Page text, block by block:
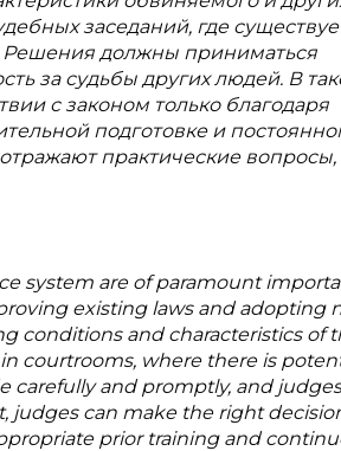
заседаний, где
Решения должны приниматься
за судьбы других людей. В
с законом только благодаря
подготовке и
практические вопросы,
system are of paramount
existing laws and adopting
conditions and characteristics of
courtrooms, where there is
carefully and promptly, and
judges can make the right
prior training and